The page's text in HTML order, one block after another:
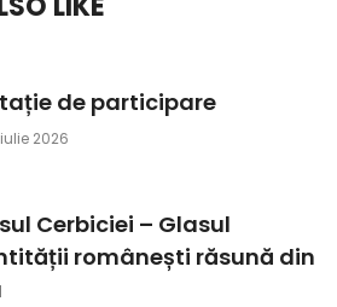
de participare
2026
Cerbiciei – Glasul
românești răsună din